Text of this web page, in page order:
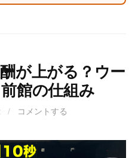
が上がる？ウー
館の仕組み
/ コメントする